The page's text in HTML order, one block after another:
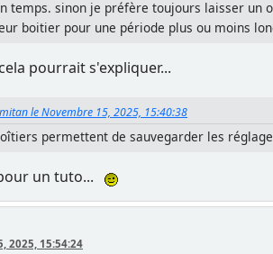
temps. sinon je préfère toujours laisser
boitier pour une période plus ou moins
pourrait s'expliquer...
le Novembre 15, 2025, 15:40:38
permettent de sauvegarder les
un tuto...
2025, 15:54:24